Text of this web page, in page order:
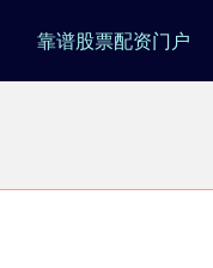
靠谱股票配资门户